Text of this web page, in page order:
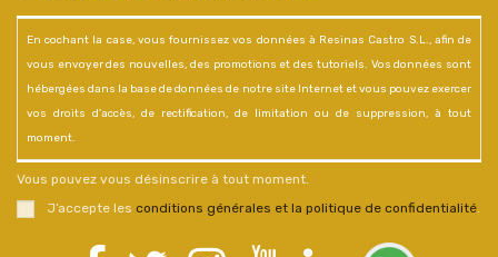
En cochant la case, vous fournissez vos données à Resinas Castro S.L., afin de
vous envoyer des nouvelles, des promotions et des tutoriels. Vos données sont
hébergées dans la base de données de notre site Internet et vous pouvez exercer
vos droits d'accès, de rectification, de limitation ou de suppression, à tout
moment.
Vous pouvez vous désinscrire à tout moment.
J’accepte les conditions générales et la politique de confidentialité.